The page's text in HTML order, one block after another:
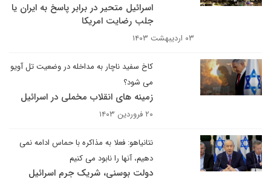
اسرائیل متحیر در برابر پاسخ به ایران یا
جلب رضایت امریکا
۰۳ اردیبهشت ۱۴۰۳
کاخ سفید ناچار به مداخله در وضعیت تل آویو
می شود؟
زمینه های انقلاب مخملی در اسرائیل
۲۰ فروردین ۱۴۰۳
نتانیاهو: فعلا به مذاکره با حماس ادامه نمی
دهیم، آنها را نابود می کنیم
دولت بوسنی، شریک جرم اسرائیل